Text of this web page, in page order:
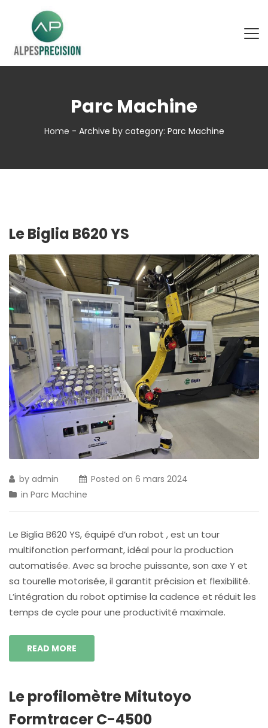
Parc Machine
Home - Archive by category: Parc Machine
Le Biglia B620 YS
by admin Posted on 6 mars 2024
in Parc Machine
Le Biglia B620 YS, équipé d’un robot , est un tour
multifonction performant, idéal pour la production
automatisée. Avec sa broche puissante, son axe Y et
sa tourelle motorisée, il garantit précision et flexibilité.
L’intégration du robot optimise la cadence et réduit les
temps de cycle pour une productivité maximale.
READ MORE
Le profilomètre Mitutoyo
Formtracer C-4500